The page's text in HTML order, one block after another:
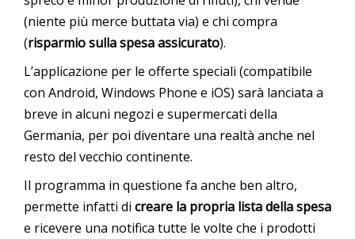
(niente più merce buttata via) e chi compra
(risparmio sulla spesa assicurato).
L’applicazione per le offerte speciali (compatibile
con Android, Windows Phone e iOS) sarà lanciata a
breve in alcuni negozi e supermercati della
Germania, per poi diventare una realtà anche nel
resto del vecchio continente.
Il programma in questione fa anche ben altro,
permette infatti di creare la propria lista della spesa
e ricevere una notifica tutte le volte che i prodotti